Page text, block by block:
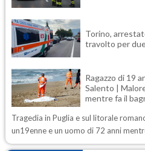
Torino,
travolto per
Ragazzo di 19
Salento |
mentre fa il
Tragedia in Puglia e sul litorale
un19enne e un uomo di 72 anni